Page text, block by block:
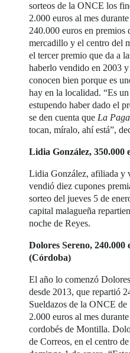
sorteos de la ONCE los
2.000 euros al mes
240.000 euros en premios
mercadillo y el centro del
el tercer premio que da a
haberlo vendido en 2003
conocen bien porque es
hay en la localidad. “Es
estupendo haber dado el
se den cuenta que La Paga
tocan, míralo, ahí está”,
Lidia González, 350.000
Lidia González, afiliada y
vendió diez cupones
sorteo del jueves 5 de
capital malagueña
noche de Reyes.
Dolores Sereno,
(Córdoba)
El año lo comenzó
desde 2013, que repartió
Sueldazos de la ONCE
2.000 euros al mes
cordobés de Montilla.
de Correos, en el centro